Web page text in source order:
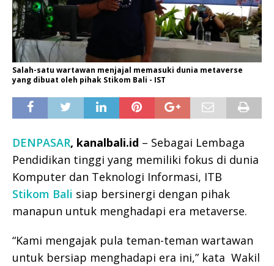
Salah-satu wartawan menjajal memasuki dunia metaverse
yang dibuat oleh pihak Stikom Bali - IST
DENPASAR, kanalbali.id – Sebagai Lembaga
Pendidikan tinggi yang memiliki fokus di dunia
Komputer dan Teknologi Informasi, ITB
Stikom Bali siap bersinergi dengan pihak
manapun untuk menghadapi era metaverse.
“Kami mengajak pula teman-teman wartawan
untuk bersiap menghadapi era ini,” kata Wakil